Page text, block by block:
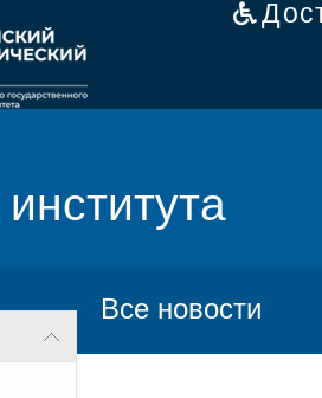
Все новости